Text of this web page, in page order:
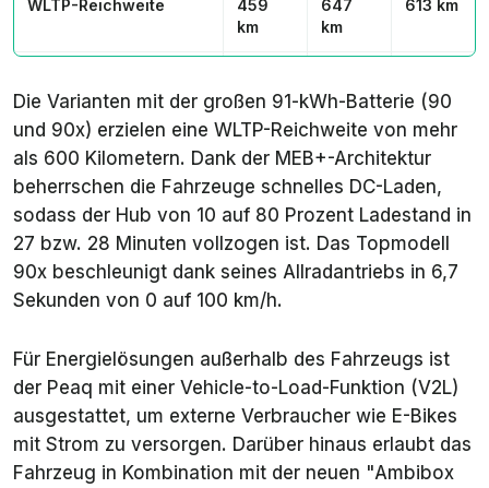
WLTP-Reichweite
459
km
647
km
613 km
DC-Ladedauer 10–80% 27 min 28 min 28 min
kg
kg
kg
Die Varianten mit der großen 91-kWh-Batterie (90
und 90x) erzielen eine WLTP-Reichweite von mehr
als 600 Kilometern. Dank der MEB+-Architektur
beherrschen die Fahrzeuge schnelles DC-Laden,
sodass der Hub von 10 auf 80 Prozent Ladestand in
27 bzw. 28 Minuten vollzogen ist. Das Topmodell
90x beschleunigt dank seines Allradantriebs in 6,7
Sekunden von 0 auf 100 km/h.
Für Energielösungen außerhalb des Fahrzeugs ist
der Peaq mit einer Vehicle-to-Load-Funktion (V2L)
ausgestattet, um externe Verbraucher wie E-Bikes
mit Strom zu versorgen. Darüber hinaus erlaubt das
Fahrzeug in Kombination mit der neuen "Ambibox